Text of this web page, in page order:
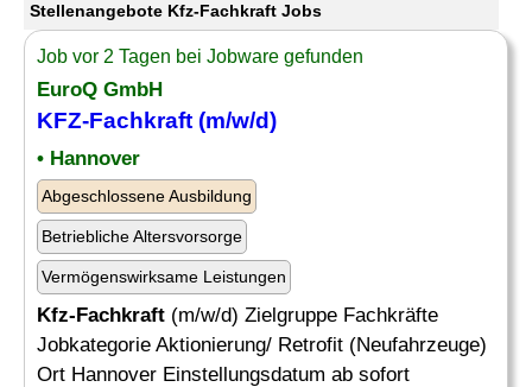
Stellenangebote Kfz-Fachkraft Jobs
Job vor 2 Tagen bei Jobware gefunden
EuroQ GmbH
KFZ-Fachkraft (m/w/d)
• Hannover
Abgeschlossene Ausbildung
Betriebliche Altersvorsorge
Vermögenswirksame Leistungen
Kfz-Fachkraft (m/w/d) Zielgruppe Fachkräfte
Jobkategorie Aktionierung/ Retrofit (Neufahrzeuge)
Ort Hannover Einstellungsdatum ab sofort